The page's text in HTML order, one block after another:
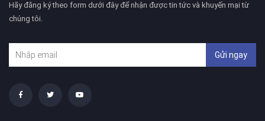
Hãy đăng ký theo form dưới đây để nhận được tin tức và khuyến mại từ
chúng tôi.
Gửi ngay